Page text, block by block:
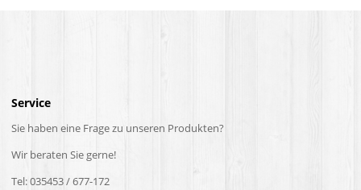
Service
Sie haben eine Frage zu unseren Produkten?
Wir beraten Sie gerne!
Tel: 035453 / 677-172